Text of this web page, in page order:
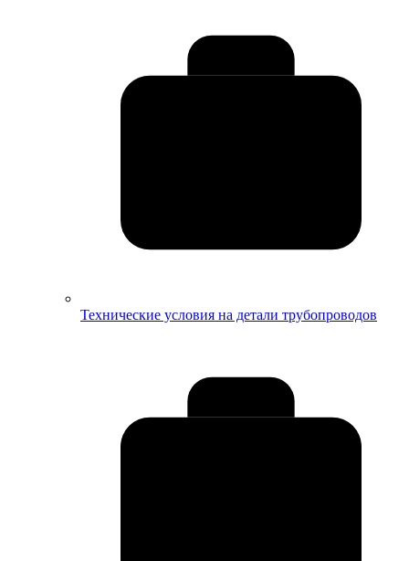
Технические условия на детали трубопроводов